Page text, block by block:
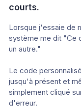
courts.
Lorsque j'essaie de
système me dit "Ce
un autre."
Le code
jusqu'à présent et
simplement cliqué
d'erreur.